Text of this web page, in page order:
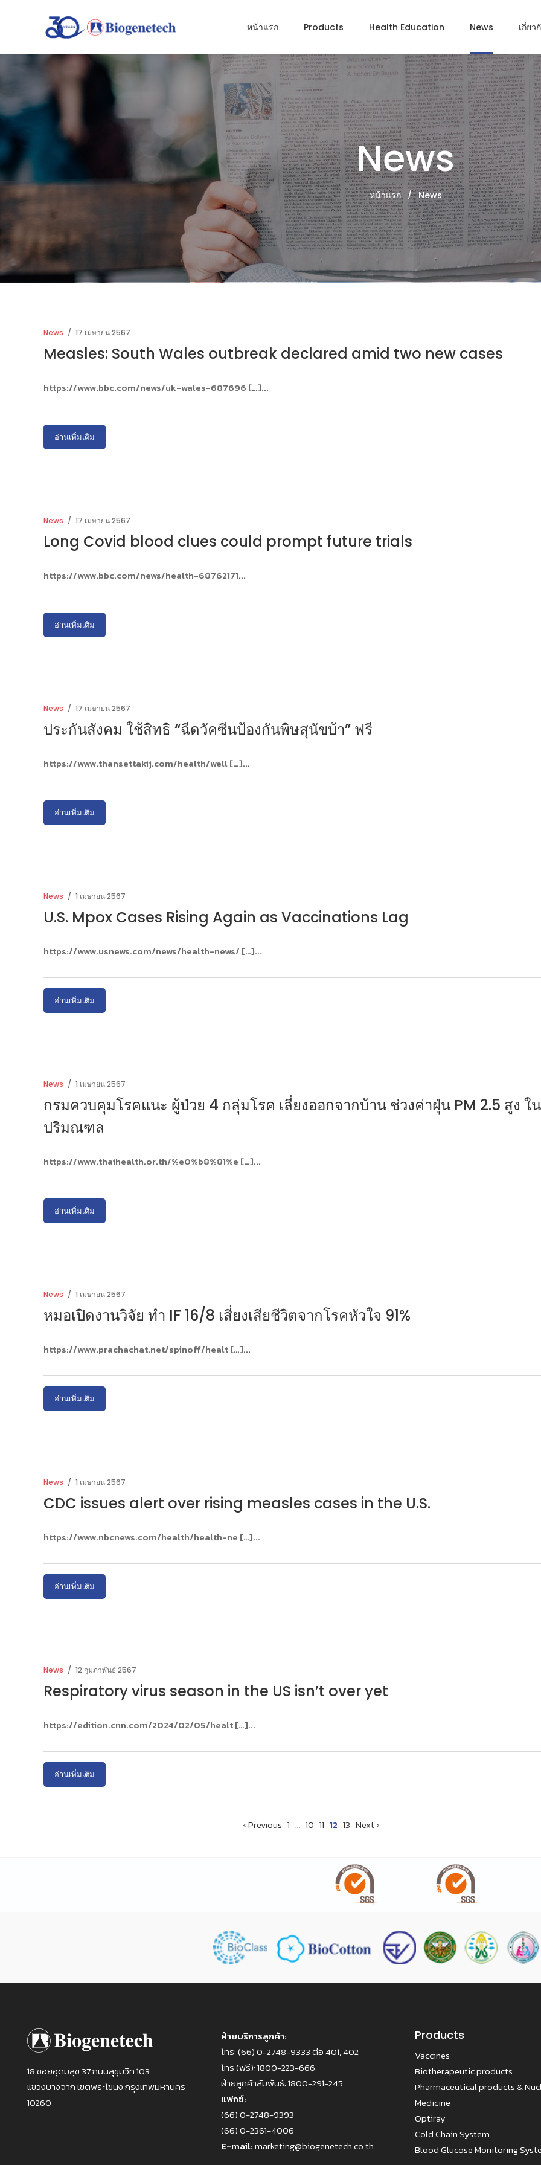
หน้าแรก Products Health Education News เกี่ยว
News
หน้าแรก / News
News 17 เมษายน 2567
Measles: South Wales outbreak declared amid two new cases
https://www.bbc.com/news/uk-wales-687696 […]
อ่านเพิ่มเติม
News 17 เมษายน 2567
Long Covid blood clues could prompt future trials
https://www.bbc.com/news/health-68762171
อ่านเพิ่มเติม
News 17 เมษายน 2567
ประกันสังคม ใช้สิทธิ “ฉีดวัคซีนป้องกันพิษสุนัขบ้า” ฟรี
https://www.thansettakij.com/health/well […]
อ่านเพิ่มเติม
News 1 เมษายน 2567
U.S. Mpox Cases Rising Again as Vaccinations Lag
https://www.usnews.com/news/health-news/ […]
อ่านเพิ่มเติม
News 1 เมษายน 2567
กรมควบคุมโรคแนะ ผู้ป่วย 4 กลุ่มโรค เลี่ยงออกจากบ้าน ช่วงค่าฝุ่น PM 2.5 สูง ใ
ปริมณฑล
https://www.thaihealth.or.th/%e0%b8%81%e […]
อ่านเพิ่มเติม
News 1 เมษายน 2567
หมอเปิดงานวิจัย ทำ IF 16/8 เสี่ยงเสียชีวิตจากโรคหัวใจ 91%
https://www.prachachat.net/spinoff/healt […]
อ่านเพิ่มเติม
News 1 เมษายน 2567
CDC issues alert over rising measles cases in the U.S.
https://www.nbcnews.com/health/health-ne […]
อ่านเพิ่มเติม
News 12 กุมภาพันธ์ 2567
Respiratory virus season in the US isn’t over yet
https://edition.cnn.com/2024/02/05/healt […]
อ่านเพิ่มเติม
‹ Previous 1 … 10 11 12 13 Next ›
18 ซอยอุดมสุข 37 ถนนสุขุมวิท 103
แขวงบางจาก เขตพระโขนง กรุงเทพมหานคร
10260
ฝ่ายบริการลูกค้า:
โทร:(66) 0-2748-9333 ต่อ 401, 402
โทร (ฟรี):1800-223-666
ฝ่ายลูกค้าสัมพันธ์:1800-291-245
แฟกซ์:
(66) 0-2748-9393
(66) 0-2361-4006
E-mail:marketing@biogenetech.co.th
Products
Vaccines
Biotherapeutic products
Pharmaceutical products &
Medicine
Optiray
Cold Chain System
Blood Glucose Monitoring